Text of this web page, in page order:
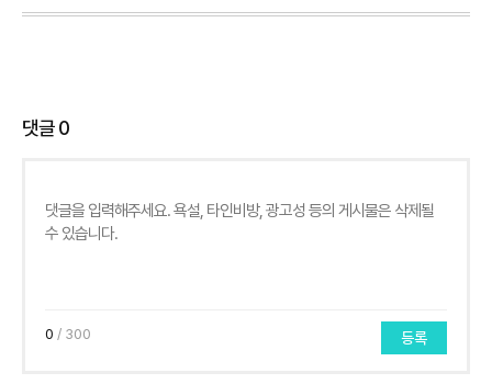
댓글0
0 / 300 등록